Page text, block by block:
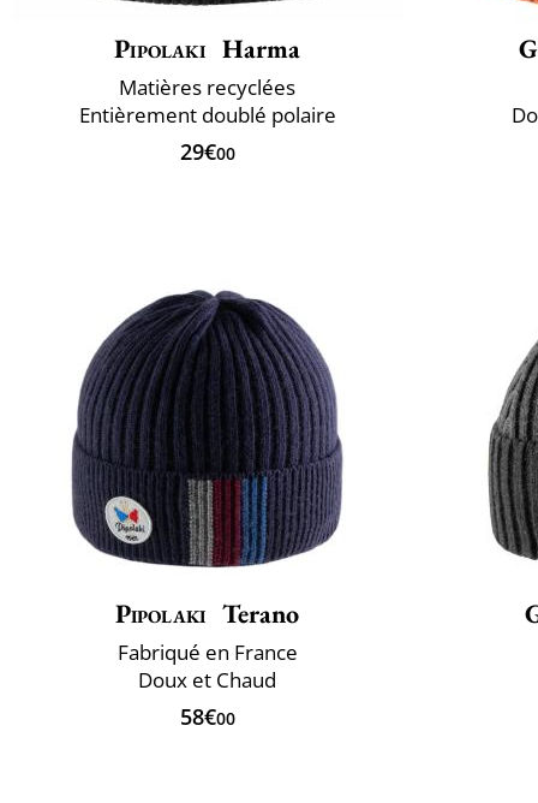
Pipolaki Harma
Matières recyclées
Entièrement doublé polaire
29€00
Pipolaki Terano
Fabriqué en France
Doux et Chaud
58€00